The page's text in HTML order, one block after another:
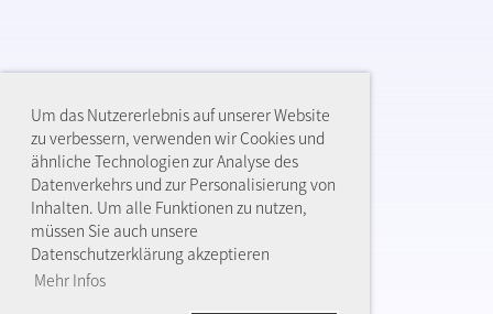
Um das Nutzererlebnis auf unserer Website
zu verbessern, verwenden wir Cookies und
ähnliche Technologien zur Analyse des
Datenverkehrs und zur Personalisierung von
Inhalten. Um alle Funktionen zu nutzen,
müssen Sie auch unsere
Datenschutzerklärung akzeptieren
Mehr Infos